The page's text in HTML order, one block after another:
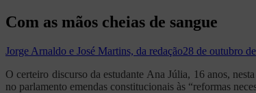
Com as mãos cheias de sangue
Jorge Arnaldo e José Martins, da redação28 de outubro
O certeiro discurso da estudante Ana Júlia, 16 anos,
no parlamento emendas constitucionais às “reformas